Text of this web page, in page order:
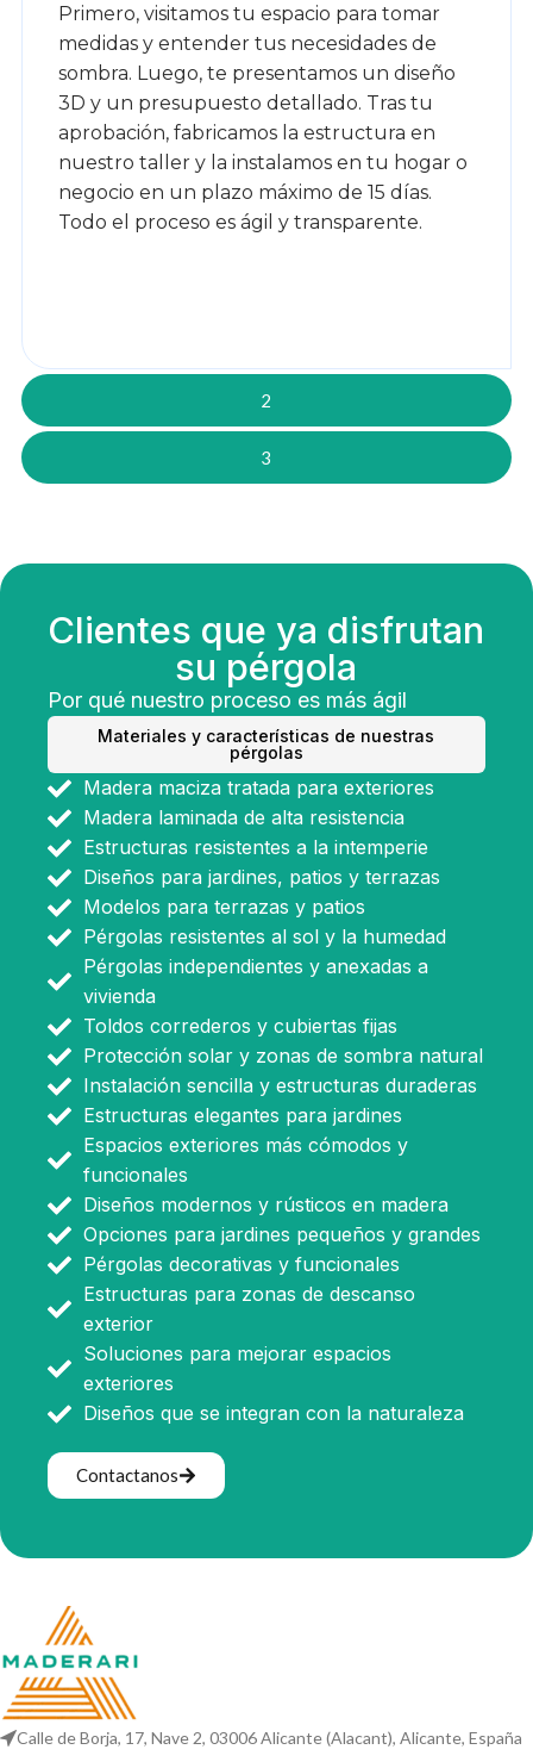
2
3
Primero, visitamos tu espacio para tomar
medidas y entender tus necesidades de
sombra. Luego, te presentamos un diseño
3D y un presupuesto detallado. Tras tu
aprobación, fabricamos la estructura en
nuestro taller y la instalamos en tu hogar o
negocio en un plazo máximo de 15 días.
Todo el proceso es ágil y transparente.
Clientes que ya disfrutan
su pérgola
Por qué nuestro proceso es más ágil
Materiales y características de nuestras
pérgolas
Madera maciza tratada para exteriores
Madera laminada de alta resistencia
Estructuras resistentes a la intemperie
Diseños para jardines, patios y terrazas
Modelos para terrazas y patios
Pérgolas resistentes al sol y la humedad
Pérgolas independientes y anexadas a
vivienda
Toldos correderos y cubiertas fijas
Protección solar y zonas de sombra natural
Instalación sencilla y estructuras duraderas
Estructuras elegantes para jardines
Espacios exteriores más cómodos y
funcionales
Diseños modernos y rústicos en madera
Opciones para jardines pequeños y grandes
Pérgolas decorativas y funcionales
Estructuras para zonas de descanso
exterior
Soluciones para mejorar espacios
exteriores
Diseños que se integran con la naturaleza
Contactanos
Calle de Borja, 17, Nave 2, 03006 Alicante (Alacant), Alicante, España